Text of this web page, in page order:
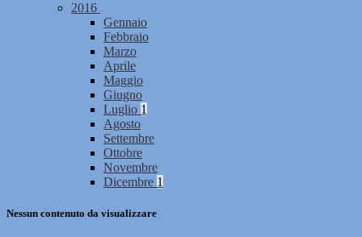
2016
Gennaio
Febbraio
Marzo
Aprile
Maggio
Giugno
Luglio 1
Agosto
Settembre
Ottobre
Novembre
Dicembre 1
Nessun contenuto da visualizzare